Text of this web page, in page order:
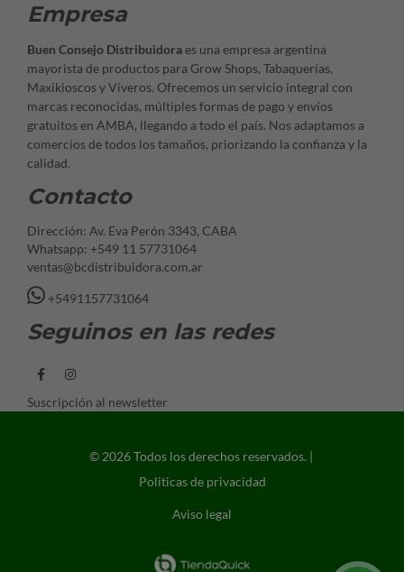
Empresa
Buen Consejo Distribuidoraes una empresa argentina
mayorista de productos para Grow Shops, Tabaquerías,
Maxikioscos y Viveros. Ofrecemos un servicio integral con
marcas reconocidas, múltiples formas de pago y envíos
gratuitos en AMBA, llegando a todo el país. Nos adaptamos a
comercios de todos los tamaños, priorizando la confianza y la
calidad.
Contacto
Dirección: Av. Eva Perón 3343, CABA
Whatsapp: +549 11 57731064
ventas@bcdistribuidora.com.ar
+5491157731064
Seguinos en las redes
Suscripción al newsletter
© 2026 Todos los derechos reservados. |
Politicas de privacidad
Aviso legal